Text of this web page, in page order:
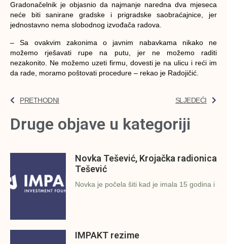
Gradonačelnik je objasnio da najmanje naredna dva mjeseca
neće biti sanirane gradske i prigradske saobraćajnice, jer
jednostavno nema slobodnog izvođača radova.
– Sa ovakvim zakonima o javnim nabavkama nikako ne
možemo rješavati rupe na putu, jer ne možemo raditi
nezakonito. Ne možemo uzeti firmu, dovesti je na ulicu i reći im
da rade, moramo poštovati procedure – rekao je Radojičić.
PRETHODNI SLJEDEĆI
Druge objave u kategoriji
Novka Tešević, Krojačka radionica
Tešević
Novka je počela šiti kad je imala 15 godina i
IMPAKT rezime